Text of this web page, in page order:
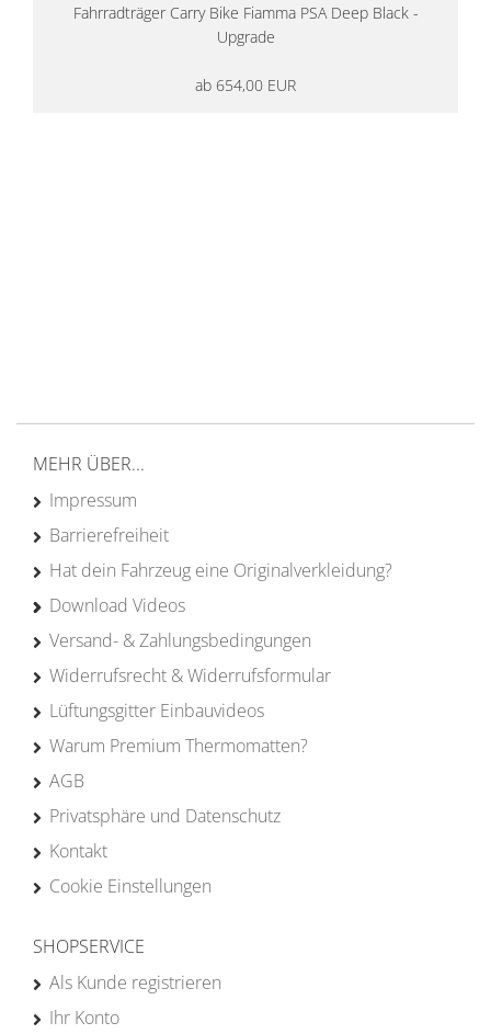
Fahrradträger Carry Bike Fiamma PSA Deep Black -
Upgrade
ab 654,00 EUR
MEHR ÜBER...
Impressum
Barrierefreiheit
Hat dein Fahrzeug eine Originalverkleidung?
Download Videos
Versand- & Zahlungsbedingungen
Widerrufsrecht & Widerrufsformular
Lüftungsgitter Einbauvideos
Warum Premium Thermomatten?
AGB
Privatsphäre und Datenschutz
Kontakt
Cookie Einstellungen
SHOPSERVICE
Als Kunde registrieren
Ihr Konto